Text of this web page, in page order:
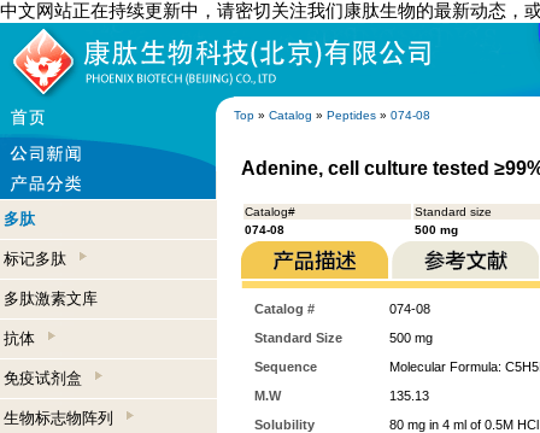
中文网站正在持续更新中，请密切关注我们康肽生物的最新动态，
Top » Catalog » Peptides » 074-08
多肽
标记多肽
多肽激素文库
抗体
免疫试剂盒
生物标志物阵列
Adenine, cell culture tested
Catalog#
Standard size
074-08
500 mg
Catalog #
074-08
Standard Size
500 mg
Sequence
Molecular Formula:
M.W
135.13
Solubility
80 mg in 4 ml of 0.5M HCl